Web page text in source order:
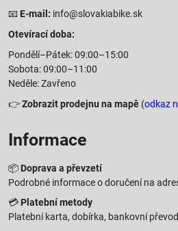
📧 E-mail: info@slovakiabike.sk
Otevírací doba:
Pondělí–Pátek: 09:00–15:00
Sobota: 09:00–11:00
Neděle: Zavřeno
👉Zobrazit prodejnu na mapě (odkaz
Informace
📦 Doprava a převzetí
Podrobné informace o doručení na
💳 Platební metody
Platební karta, dobírka, bankovní